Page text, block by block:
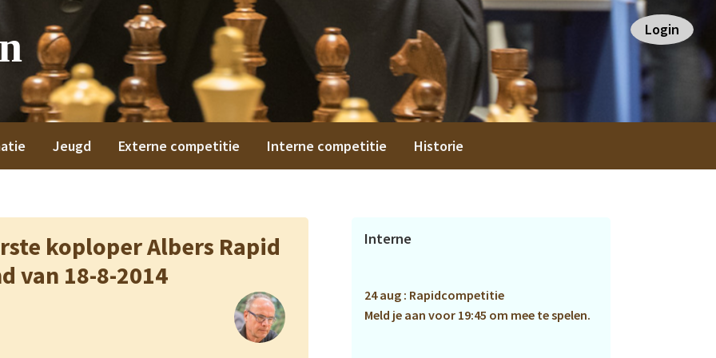
Login
Jeugd Externe competitie Interne competitie Historie
koploper Albers Rapid
van 18-8-2014
Primaire
Interne
24 aug : Rapidcompetitie
Meld je aan voor 19:45 om mee te spelen.